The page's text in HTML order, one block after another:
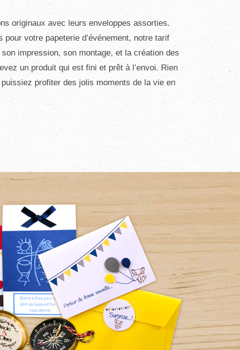
originaux avec leurs enveloppes assorties.
votre papeterie d’événement, notre tarif
impression, son montage, et la création des
un produit qui est fini et prêt à l’envoi. Rien
profiter des jolis moments de la vie en